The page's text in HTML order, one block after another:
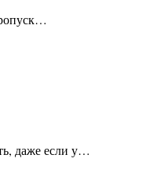
даже если у…